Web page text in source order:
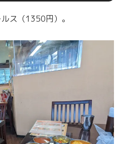
ス（1350円）。